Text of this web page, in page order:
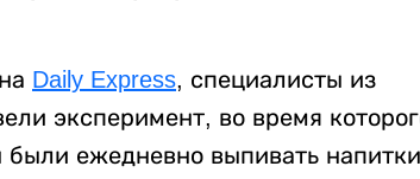
Daily Express, специалисты из
эксперимент, во время
ежедневно выпивать